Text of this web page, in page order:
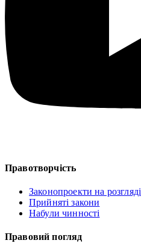
Правотворчість
Законопроекти на розгляді
Прийняті закони
Набули чинності
Правовий погляд